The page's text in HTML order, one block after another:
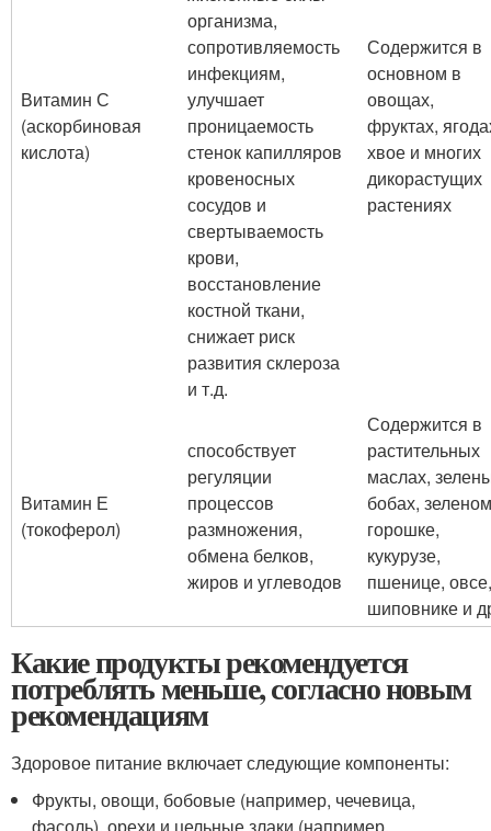
Витамин С
(аскорбиновая
кислота)
организма,
сопротивляемость
инфекциям,
улучшает
проницаемость
стенок капилляров
кровеносных
сосудов и
свертываемость
крови,
восстановление
костной ткани,
снижает риск
развития склероза
и т.д.
Содержится в
основном в
овощах,
фруктах,
хвое и многих
дикорастущих
растениях
Витамин Е
(токоферол)
способствует
регуляции
процессов
размножения,
обмена белков,
жиров и углеводов
Содержится в
растительных
маслах,
бобах, зеленом
горошке,
кукурузе,
пшенице, овсе,
шиповнике и
Какие продукты рекомендуется
потреблять меньше, согласно новым
рекомендациям
Здоровое питание включает следующие компоненты:
Фрукты, овощи, бобовые (например, чечевица,
фасоль), орехи и цельные злаки (например,